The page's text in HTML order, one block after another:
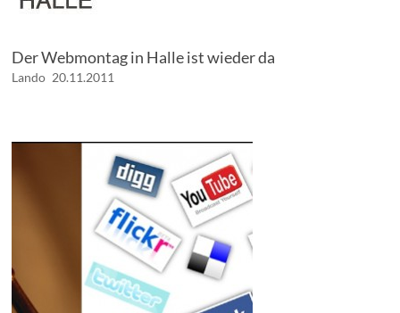
Der Webmontag in Halle ist wieder da
Lando 20.11.2011